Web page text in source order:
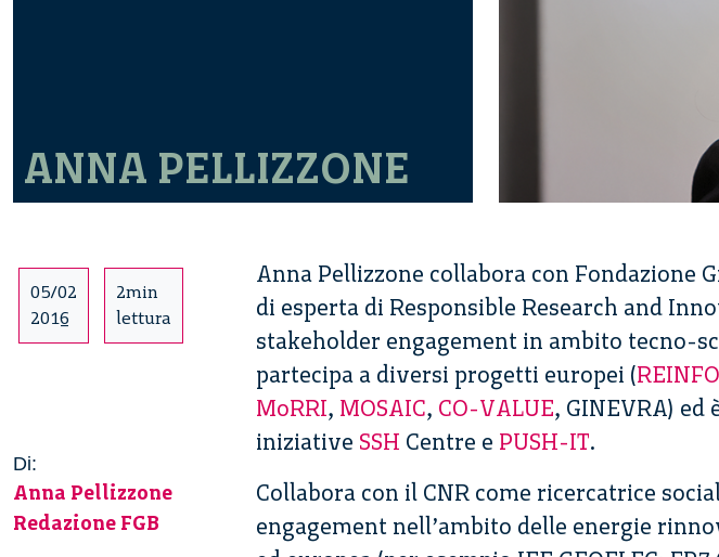
ANNA PELLIZZONE
05/02
2016
2min
lettura
Di:
Anna Pellizzone
Redazione FGB
Anna Pellizzone collabora con Fondazione
di esperta di Responsible Research and
stakeholder engagement in ambito tecno-
partecipa a diver­si progetti europei (
MoRRI, MO­SAIC, CO-VALUE, GINEVRA) ed
iniziative SSH Centre e PUSH-IT.
Collabora con il CNR come ricercatrice
engagement nell’ambito delle energie